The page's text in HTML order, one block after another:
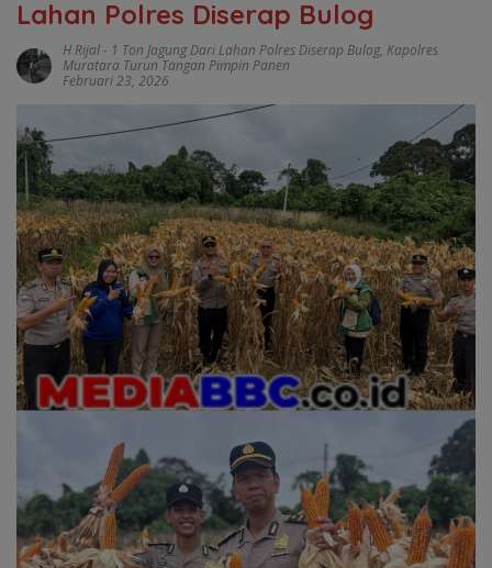
Lahan Polres Diserap Bulog
H Rijal- 1 Ton Jagung Dari Lahan Polres Diserap Bulog, Kapolres
Muratara Turun Tangan Pimpin Panen
Februari 23, 2026